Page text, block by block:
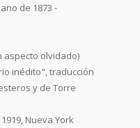
de 1873 -
aspecto olvidado)
inédito", traducción
y de Torre
Nueva York